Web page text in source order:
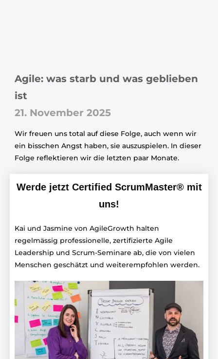
Agile: was starb und was geblieben
ist
21. November 2025
Wir freuen uns total auf diese Folge, auch wenn wir
ein bisschen Angst haben, sie auszuspielen. In dieser
Folge reflektieren wir die letzten paar Monate.
Werde jetzt Certified ScrumMaster® mit
uns!
Kai und Jasmine von AgileGrowth halten
regelmässig professionelle, zertifizierte Agile
Leadership und Scrum-Seminare ab, die von vielen
Menschen geschätzt und weiterempfohlen werden.